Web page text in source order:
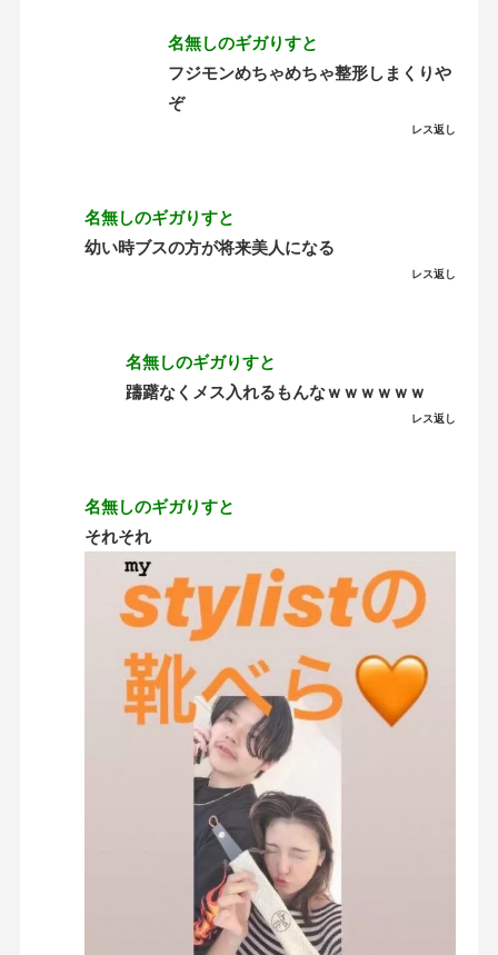
名無しのギガりすと
フジモンめちゃめちゃ整形しまくりや
ぞ
レス返し
名無しのギガりすと
幼い時ブスの方が将来美人になる
レス返し
名無しのギガりすと
躊躇なくメス入れるもんなｗｗｗｗｗｗ
レス返し
名無しのギガりすと
それそれ